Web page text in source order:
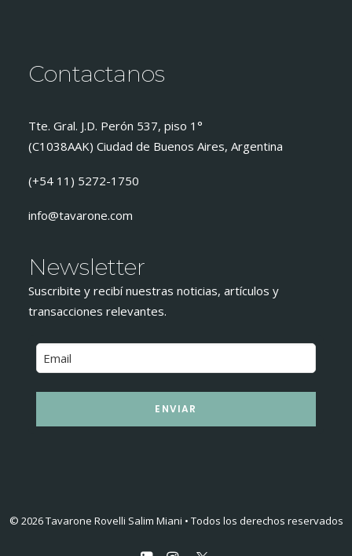
Contactanos
Tte. Gral. J.D. Perón 537, piso 1°
(C1038AAK) Ciudad de Buenos Aires, Argentina
(+54 11) 5272-1750
info@tavarone.com
Newsletter
Suscribite y recibí nuestras noticias, artículos y
transacciones relevantes.
ENVIAR
© 2026 Tavarone Rovelli Salim Miani • Todos los derechos reservados